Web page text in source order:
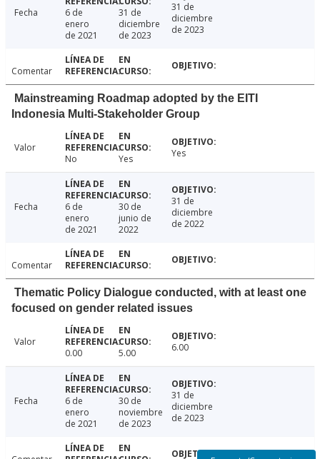
Fecha
6 de
enero
de 2021
31 de
diciembre
de 2023
31 de
diciembre
de 2023
Comentar
Mainstreaming Roadmap adopted by the EITI
Indonesia Multi-Stakeholder Group
Valor
No
Yes Yes
Fecha
6 de
enero
de 2021
30 de
junio de
2022
31 de
diciembre
de 2022
Comentar
Thematic Policy Dialogue conducted, with at least one
focused on gender related issues
Valor
0.00
5.00 6.00
Fecha
6 de
enero
de 2021
30 de
noviembre
de 2023
31 de
diciembre
de 2023